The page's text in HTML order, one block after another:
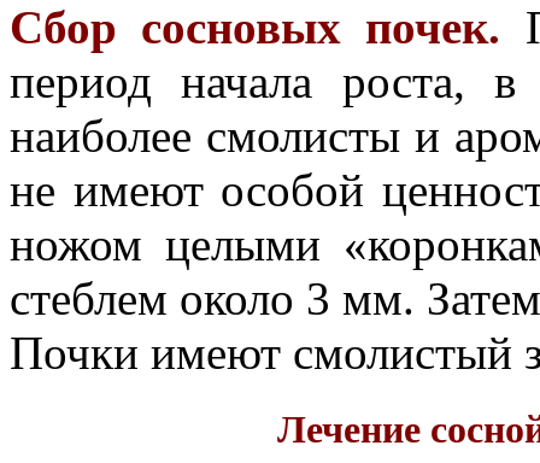
Сбор сосновых почек.
период начала роста,
наиболее смолисты и
не имеют особой
ножом целыми
стеблем около 3 мм.
Почки имеют смолистый
Лечение